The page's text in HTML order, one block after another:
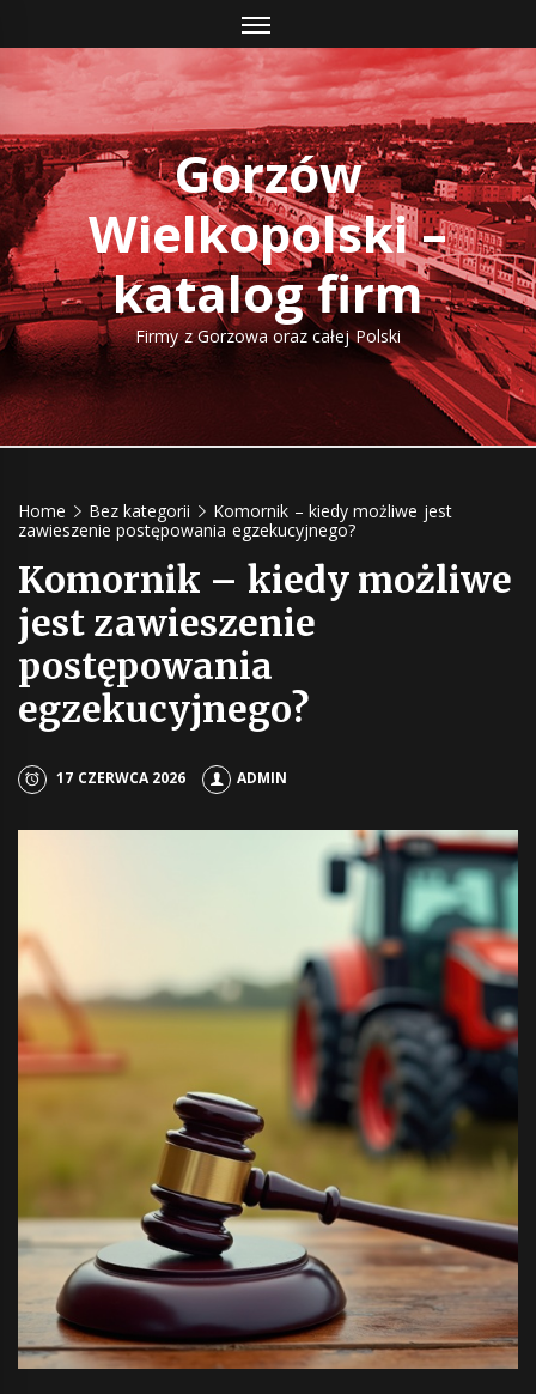
to
content
Gorzów
Wielkopolski –
katalog firm
Firmy z Gorzowa oraz całej Polski
Home Bez kategorii
Komornik – kiedy możliwe jest
zawieszenie postępowania egzekucyjnego?
Komornik – kiedy możliwe
jest zawieszenie
postępowania
egzekucyjnego?
17 CZERWCA 2026 ADMIN